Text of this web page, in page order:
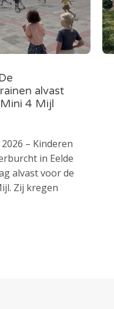
alvast
4 Mijl
– Kinderen
in Eelde
alvast voor de
Zij kregen